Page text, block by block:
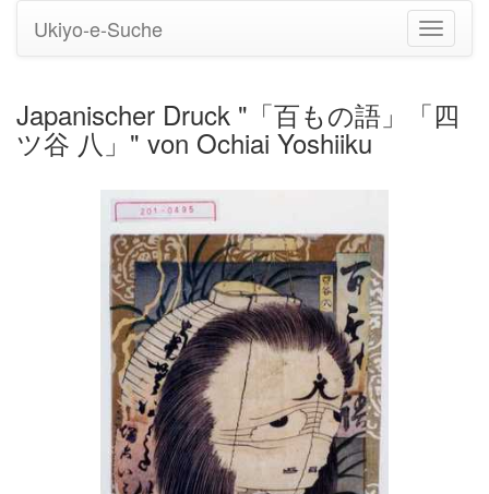
Ukiyo-e-Suche
Japanischer Druck "「百もの語」「四
ツ谷 八」" von Ochiai Yoshiiku